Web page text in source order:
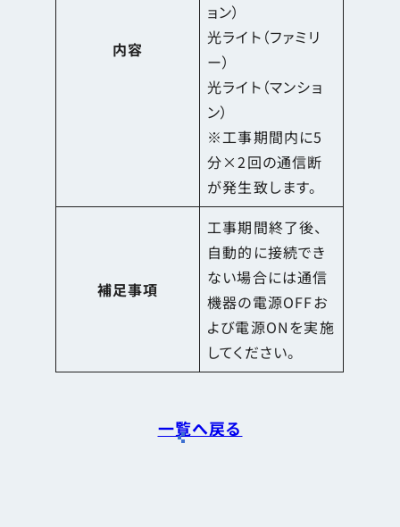
内容
ョン）
光ライト（ファミリ
ー）
光ライト（マンショ
ン）
※工事期間内に5
分×2回の通信断
が発生致します。
補足事項
工事期間終了後、
自動的に接続でき
ない場合には通信
機器の電源OFFお
よび電源ONを実施
してください。
一覧へ戻る